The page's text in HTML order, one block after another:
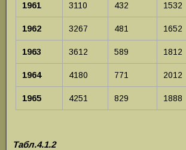
1961 3110 432 1532
1962 3267 481 1652
1963 3612 589 1812
1964 4180 771 2012
1965 4251 829 1888
Табл.4.1.2